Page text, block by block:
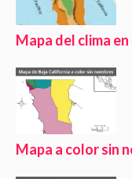
Mapa del clima
Mapa a color sin